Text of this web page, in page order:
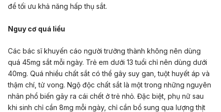
để tối ưu khả năng hấp thụ sắt.
Nguy cơ quá liều
Các bác sĩ khuyến cáo người trưởng thành không nên dùng
quá 45mg sắt mỗi ngày. Trẻ em dưới 13 tuổi chỉ nên dùng dưới
40mg. Quá nhiều chất sắt có thể gây suy gan, tuột huyết áp và
thậm chí, tử vong. Ngộ độc chất sắt là một trong những nguyên
nhân phổ biến gây ra cái chết ở trẻ nhỏ. Đặc biệt, phụ nữ sau
khi sinh chỉ cần 8mg mỗi ngày, chỉ cần bổ sung qua lượng thịt